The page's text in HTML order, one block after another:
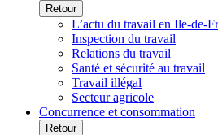
Retour
L’actu du travail en Ile-de-
Inspection du travail
Relations du travail
Santé et sécurité au travail
Travail illégal
Secteur agricole
Concurrence et consommation
Retour